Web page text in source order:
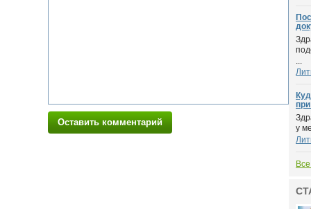
Оставить комментарий
...
у